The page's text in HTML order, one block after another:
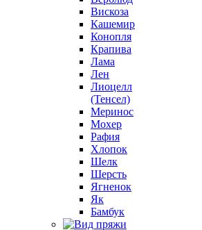
Вискоза
Кашемир
Конопля
Крапива
Лама
Лен
Лиоцелл
(Тенсел)
Меринос
Мохер
Рафия
Хлопок
Шелк
Шерсть
Ягненок
Як
Бамбук